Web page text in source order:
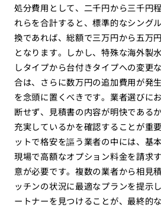
処分費用として、二千円から三千円
れらを合計すると、標準的なシング
換であれば、総額で三万円から五万
となります。しかし、特殊な海外製
しタイプから台付きタイプへの変更
合は、さらに数万円の追加費用が発
を念頭に置くべきです。業者選びに
断せず、見積書の内容が明快である
充実しているかを確認することが重
ットで格安を謳う業者の中には、基
現場で高額なオプション料金を請求
意が必要です。複数の業者から相見
ッチンの状況に最適なプランを提示
ートナーを見つけることが、最終的